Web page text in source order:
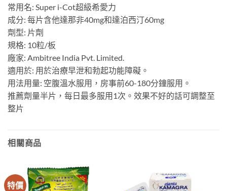
常用名: Super i-Cot超級希愛力
成分: 每片含他達那非40mg和達泊西汀60mg
劑型: 片劑
規格: 10粒/板
廠家: Ambitree India Pvt. Limited.
適用於: 用於治療早泄和勃起功能障礙。
用法用量: 空腹溫水服用，房事前60-180分鐘服用。
推薦劑量半片，每日最多服用1次。效果不好的話可調整至
整片
相關商品
特價